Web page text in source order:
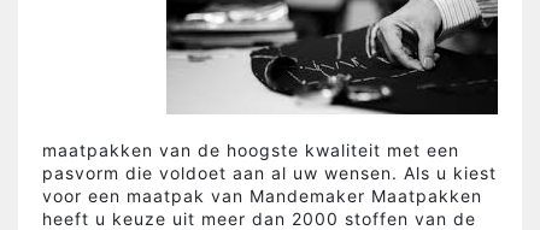
maatpakken van de hoogste kwaliteit met een
pasvorm die voldoet aan al uw wensen. Als u kiest
voor een maatpak van Mandemaker Maatpakken
heeft u keuze uit meer dan 2000 stoffen van de